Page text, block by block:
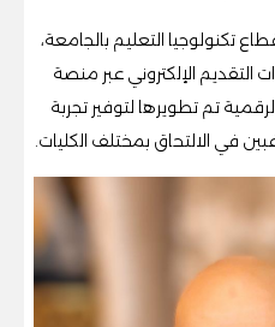
تكنولوجيا التعليم بالجامعة،
التقديم الإلكتروني عبر منصة
تم تطويرها لتوفير تجربة
في الالتحاق بمختلف الكليات.